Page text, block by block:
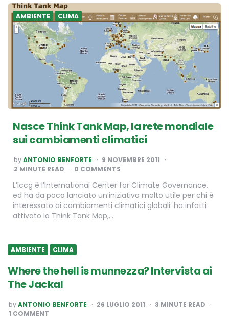
AMBIENTE CLIMA
Nasce Think Tank Map, la rete mondiale
sui cambiamenti climatici
POSTED
BY
byANTONIO BENFORTE
9 NOVEMBRE 2011
2 MINUTE READ 0 COMMENTS
L’Iccg è l’International Center for Climate Governance,
ed ha da poco lanciato un’iniziativa molto utile per chi è
interessato ai cambiamenti climatici globali: ha infatti
attivato la Think Tank Map,…
AMBIENTE CLIMA
Where the hell is munnezza? Intervista ai
The Jackal
POSTED
BY
byANTONIO BENFORTE 26 LUGLIO 2011 3 MINUTE READ
1 COMMENT